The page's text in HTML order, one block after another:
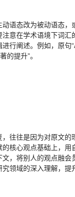
语态改为被动语态
意在学术语境下词
行阐述。例如，原句
的提升”。
往往是因为对原文
核心观点基础上，用
，将别人的观点融
领域的深入理解，提